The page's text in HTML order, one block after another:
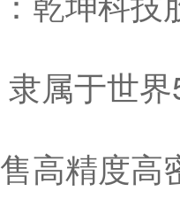
属于世
高精度高